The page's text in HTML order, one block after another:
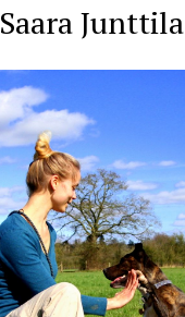
Saara Junttila